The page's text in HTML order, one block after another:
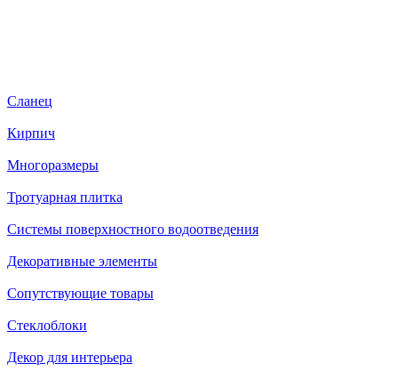
Сланец
Кирпич
Многоразмеры
Тротуарная плитка
Системы поверхностного водоотведения
Декоративные элементы
Сопутствующие товары
Стеклоблоки
Декор для интерьера